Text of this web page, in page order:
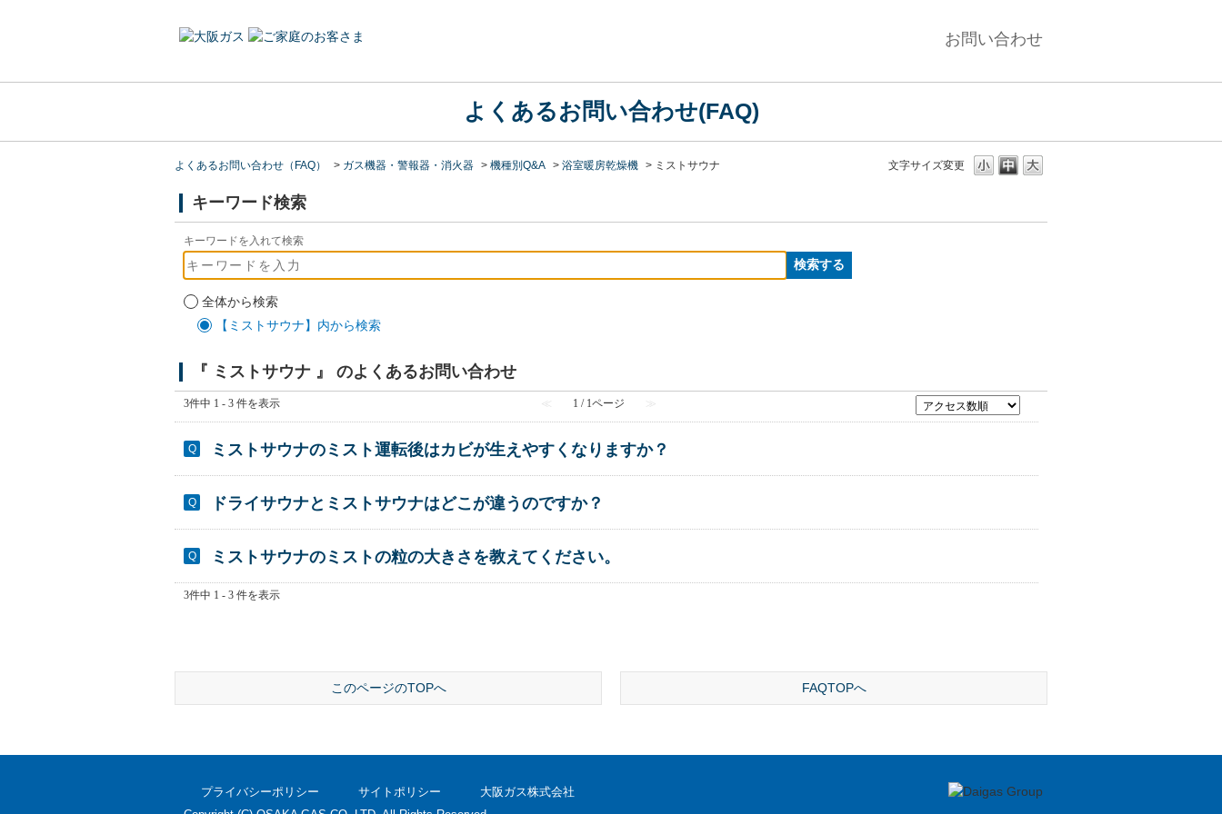
お問い合わせ
よくあるお問い合わせ(FAQ)
文字サイズ変更
よくあるお問い合わせ（FAQ） > ガス機器・警報器・消火器 > 機種別Q&A > 浴室暖房乾燥機 > ミストサウナ
キーワード検索
キーワードを入れて検索
全体から検索
【ミストサウナ】内から検索
『 ミストサウナ 』 のよくあるお問い合わせ
3件中 1 - 3 件を表示 ≪ 1 / 1ページ ≫
ミストサウナのミスト運転後はカビが生えやすくなりますか？
ドライサウナとミストサウナはどこが違うのですか？
ミストサウナのミストの粒の大きさを教えてください。
3件中 1 - 3 件を表示
このページのTOPへ FAQTOPへ
プライバシーポリシー サイトポリシー
大阪ガス株式会社